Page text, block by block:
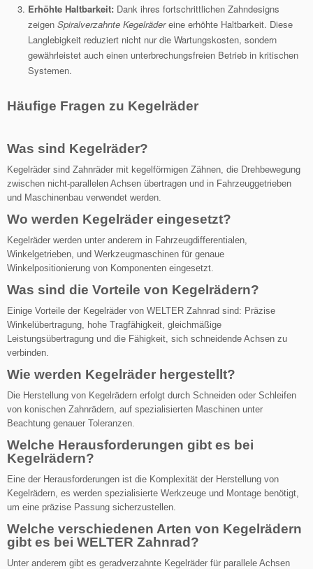
Erhöhte Haltbarkeit: Dank ihres fortschrittlichen Zahndesigns
zeigen Spiralverzahnte Kegelrädereine erhöhte Haltbarkeit. Diese
Langlebigkeit reduziert nicht nur die Wartungskosten, sondern
gewährleistet auch einen unterbrechungsfreien Betrieb in kritischen
Systemen.
Häufige Fragen zu Kegelräder
Was sind Kegelräder?
Kegelräder sind Zahnräder mit kegelförmigen Zähnen, die Drehbewegung
zwischen nicht-parallelen Achsen übertragen und in Fahrzeuggetrieben
und Maschinenbau verwendet werden.
Wo werden Kegelräder eingesetzt?
Kegelräder werden unter anderem in Fahrzeugdifferentialen,
Winkelgetrieben, und Werkzeugmaschinen für genaue
Winkelpositionierung von Komponenten eingesetzt
Was sind die Vorteile von Kegelrädern?
Einige Vorteile der Kegelräder von WELTER Zahnrad sind: Präzise
Winkelübertragung, hohe Tragfähigkeit, gleichmäßige
Leistungsübertragung und die Fähigkeit, sich schneidende Achsen zu
verbinden.
Wie werden Kegelräder hergestellt?
Die Herstellung von Kegelrädern erfolgt durch Schneiden oder Schleifen
von konischen Zahnrädern auf spezialisierten Maschinen unter
Beachtung genauer Toleranzen.
Welche Herausforderungen gibt es bei
Kegelrädern?
Eine der Herausforderungen ist die Komplexität der Herstellung von
Kegelrädern, es werden spezialisierte Werkzeuge und Montage benötigt,
um eine präzise Passung sicherzustellen.
Welche verschiedenen Arten von Kegelrädern
gibt es bei WELTER Zahnrad?
Unter anderem gibt es geradverzahnte Kegelräder für parallele Achsen